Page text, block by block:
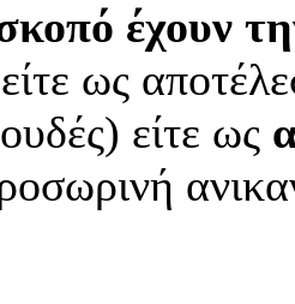
έχουν
είτε ως
είτε ως